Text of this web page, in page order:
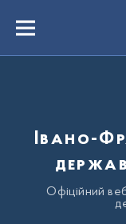
вмістуMenu
Івано-
Офіційний